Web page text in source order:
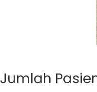
Jumlah